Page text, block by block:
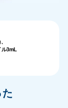
ル3mL